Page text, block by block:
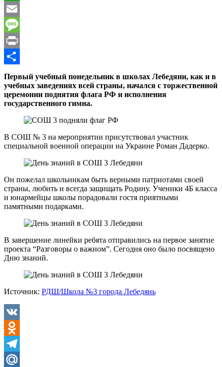
WhatsApp
Email
Message
Print
Отправить
Первый учебный понедельник в школах Лебедяни, как и в
учебных заведениях всей страны, начался с торжественной
церемонии поднятия флага РФ и исполнения
государственного гимна.
В СОШ № 3 на мероприятии присутствовал участник
специальной военной операции на Украине Роман Дадерко.
Он пожелал школьникам быть верными патриотами своей
страны, любить и всегда защищать Родину. Ученики 4Б класса
и юнармейцы школы порадовали гостя приятными
памятными подарками.
В завершение линейки ребята отправились на первое занятие
проекта “Разговоры о важном”. Сегодня оно было посвящено
Дню знаний.
Источник: РДШ/Школа №3 города Лебедянь
VK
Odnoklassniki
Telegram